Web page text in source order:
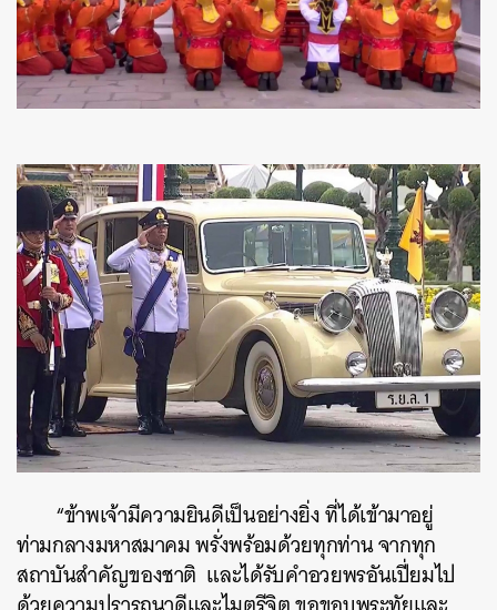
“ข้าพเจ้ามีความยินดีเป็นอย่างยิ่งที่ได้เข้ามาอยู่
ท่ามกลางมหาสมาคมพรั่งพร้อมด้วยทุกท่านจากทุก
สถาบันสำคัญของชาติ และได้รับคำอวยพรอันเปี่ยมไป